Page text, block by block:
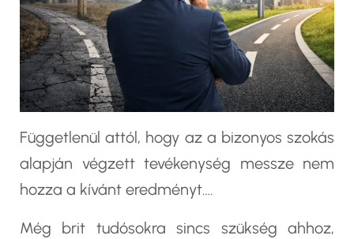
Függetlenül attól, hogy az a bizonyos szokás
alapján végzett tevékenység messze nem
hozza a kívánt eredményt….
Még brit tudósokra sincs szükség ahhoz,